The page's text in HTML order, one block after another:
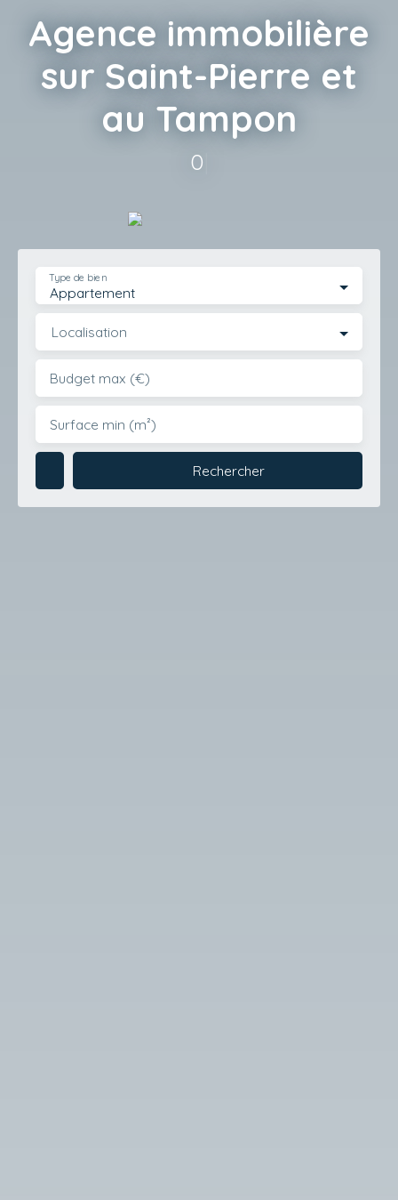
Agence immobilière
sur Saint-Pierre et
au Tampon
0693 920 62
Appartement
Type de bien
Localisation
Budget max (€)
Surface min (m²)
Rechercher